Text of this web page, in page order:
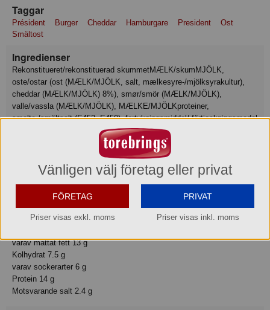
Taggar
Président Burger Cheddar Hamburgare President
Ost
Smältost
Ingredienser
Rekonstitueret/rekonstituerad skummetMÆLK/skumMJÖLK,
oste/ostar (ost (MÆLK/MJÖLK, salt, mælkesyre-/mjölksyrakultur),
cheddar (MÆLK/MJÖLK) 8%), smør/smör (MÆLK/MJÖLK),
valle/vassla (MÆLK/MJÖLK), MÆLKE/MJÖLKproteiner,
smelte-/smältsalt (E452, E450), fortykningsmiddel/ förtjockningsmedel
(E407), salt, citronsyre/ citronsyra (E330), konserveringsmiddel/-
medel (E202), farvestof/färgämne (E160b(i)).
Näringsvärde
Basmängdeklaration: 100
Energi 1032 kJ
Energi 248 kcal
varav mättat fett 13 g
Kolhydrat 7.5 g
varav sockerarter 6 g
Protein 14 g
Motsvarande salt 2.4 g
Vänligen välj företag eller privat
FÖRETAG
Priser visas exkl. moms
PRIVAT
Priser visas inkl. moms